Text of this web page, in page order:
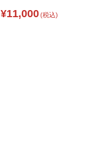
¥11,000(税込)